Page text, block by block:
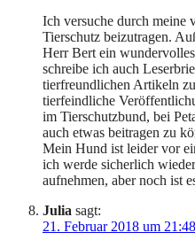
Ich versuche durch meine
Tierschutz beizutragen.
Herr Bert ein
schreibe ich auch
tierfreundlichen Artikeln
tierfeindliche
im Tierschutzbund, bei
auch etwas beitragen zu
Mein Hund ist leider vor
ich werde sicherlich
aufnehmen, aber noch ist
Julia sagt:
21. Februar 2018 um